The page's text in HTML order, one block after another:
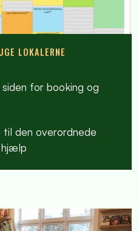
LOKALERNE
for booking og
den overordnede
hjælp